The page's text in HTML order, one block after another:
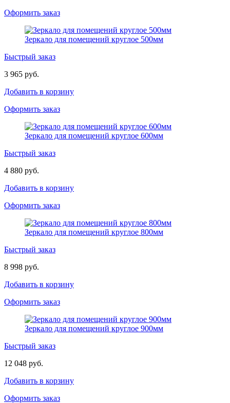
Оформить заказ
Зеркало для помещений круглое 500мм
Быстрый заказ
3 965 руб.
Добавить в корзину
Оформить заказ
Зеркало для помещений круглое 600мм
Быстрый заказ
4 880 руб.
Добавить в корзину
Оформить заказ
Зеркало для помещений круглое 800мм
Быстрый заказ
8 998 руб.
Добавить в корзину
Оформить заказ
Зеркало для помещений круглое 900мм
Быстрый заказ
12 048 руб.
Добавить в корзину
Оформить заказ